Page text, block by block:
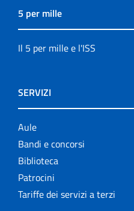
5 per mille
Il 5 per mille e l'ISS
SERVIZI
Aule
Bandi e concorsi
Biblioteca
Patrocini
Tariffe dei servizi a terzi